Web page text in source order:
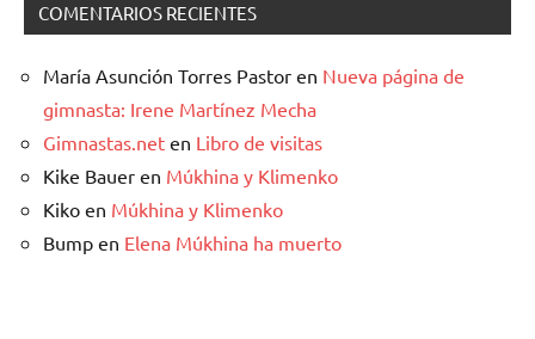
COMENTARIOS RECIENTES
María Asunción Torres Pastor en Nueva página de
gimnasta: Irene Martínez Mecha
Gimnastas.net en Libro de visitas
Kike Bauer en Múkhina y Klimenko
Kiko en Múkhina y Klimenko
Bump en Elena Múkhina ha muerto